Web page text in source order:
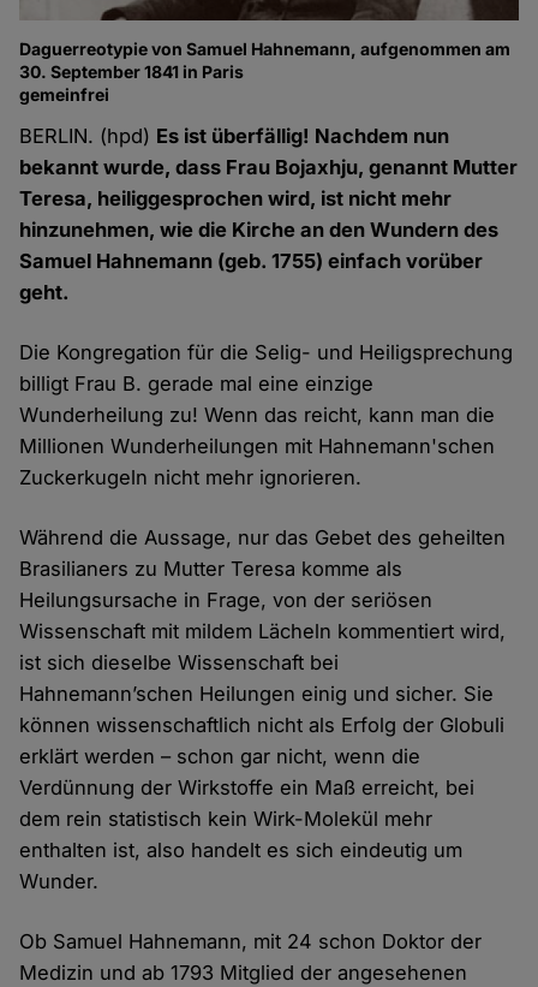
Daguerreotypie von Samuel Hahnemann, aufgenommen am
30. September 1841 in Paris
gemeinfrei
BERLIN. (hpd) Es ist überfällig! Nachdem nun
bekannt wurde, dass Frau Bojaxhju, genannt Mutter
Teresa, heiliggesprochen wird, ist nicht mehr
hinzunehmen, wie die Kirche an den Wundern des
Samuel Hahnemann (geb. 1755) einfach vorüber
geht.
Die Kongregation für die Selig- und Heiligsprechung
billigt Frau B. gerade mal eine einzige
Wunderheilung zu! Wenn das reicht, kann man die
Millionen Wunderheilungen mit Hahnemann'schen
Zuckerkugeln nicht mehr ignorieren.
Während die Aussage, nur das Gebet des geheilten
Brasilianers zu Mutter Teresa komme als
Heilungsursache in Frage, von der seriösen
Wissenschaft mit mildem Lächeln kommentiert wird,
ist sich dieselbe Wissenschaft bei
Hahnemann’schen Heilungen einig und sicher. Sie
können wissenschaftlich nicht als Erfolg der Globuli
erklärt werden – schon gar nicht, wenn die
Verdünnung der Wirkstoffe ein Maß erreicht, bei
dem rein statistisch kein Wirk-Molekül mehr
enthalten ist, also handelt es sich eindeutig um
Wunder.
Ob Samuel Hahnemann, mit 24 schon Doktor der
Medizin und ab 1793 Mitglied der angesehenen